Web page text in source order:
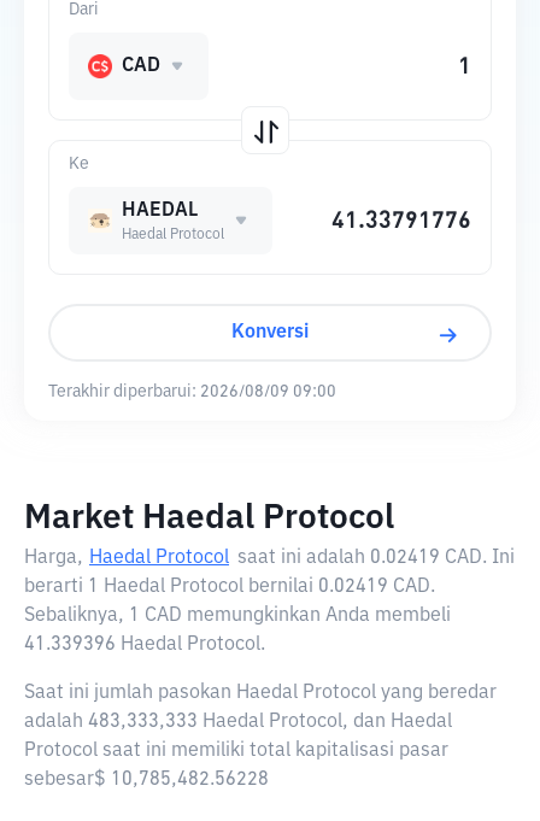
Ke
HAEDAL
Haedal Protocol
Dari
CAD
Konversi
Terakhir diperbarui: 2026/08/09 09:00
Market Haedal Protocol
Harga, Haedal Protocol saat ini adalah 0.02419 CAD. Ini
berarti 1 Haedal Protocol bernilai 0.02419 CAD.
Sebaliknya, 1 CAD memungkinkan Anda membeli
41.339396 Haedal Protocol.
Saat ini jumlah pasokan Haedal Protocol yang beredar
adalah 483,333,333 Haedal Protocol, dan Haedal
Protocol saat ini memiliki total kapitalisasi pasar
sebesar$ 10,785,482.56228